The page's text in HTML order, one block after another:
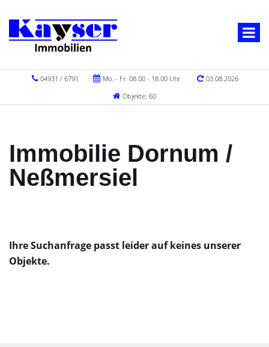
04931 / 6791 Mo. - Fr. 08.00 - 18.00 Uhr
03.08.2026
Objekte: 60
Immobilie Dornum /
Neßmersiel
Ihre Suchanfrage passt leider auf keines unserer
Objekte.